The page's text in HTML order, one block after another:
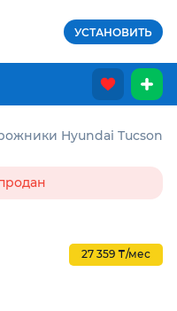
УСТАНОВИТЬ
Hyundai Tucson
27 359 ₸/мес